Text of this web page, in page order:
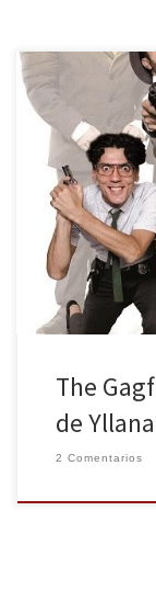
La ventaja de
y que regresa a
por España, es
Reportajes,
contrastar
The
de Yllana
2 Comentarios